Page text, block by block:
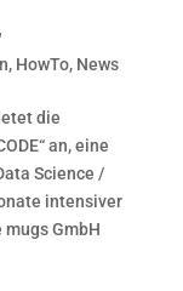
, HowTo, News
die
an, eine
Science /
intensiver
GmbH